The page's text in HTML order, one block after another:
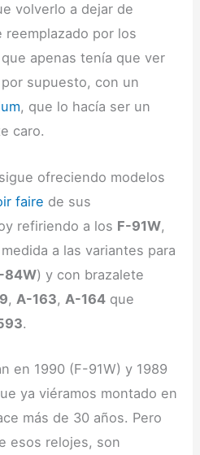
volverlo a dejar de
por los
apenas tenía que ver
supuesto, con un
, que lo hacía ser un
caro.
ofreciendo modelos
faire de sus
refiriendo a los F-91W,
a las variantes para
84W) y con brazalete
, A-163, A-164 que
.
en 1990 (F-91W) y 1989
ya viéramos montado en
más de 30 años. Pero
esos relojes, son